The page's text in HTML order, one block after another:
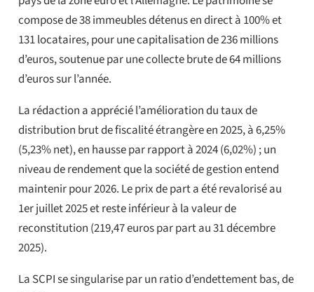
compose de 38 immeubles détenus en direct à 100% et
131 locataires, pour une capitalisation de 236 millions
d’euros, soutenue par une collecte brute de 64 millions
d’euros sur l’année.
La rédaction a apprécié l’amélioration du taux de
distribution brut de fiscalité étrangère en 2025, à 6,25%
(5,23% net), en hausse par rapport à 2024 (6,02%) ; un
niveau de rendement que la société de gestion entend
maintenir pour 2026. Le prix de part a été revalorisé au
1er juillet 2025 et reste inférieur à la valeur de
reconstitution (219,47 euros par part au 31 décembre
2025).
La SCPI se singularise par un ratio d’endettement bas, de